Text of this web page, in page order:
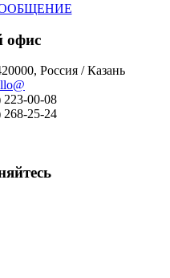
офис
Россия / Казань
223-00-08
268-25-24